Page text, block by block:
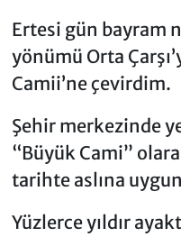
Ertesi gün bayram
yönümü Orta
Camii’ne çevirdim.
Şehir merkezinde
“Büyük Cami”
tarihte aslına
Yüzlerce yıldır